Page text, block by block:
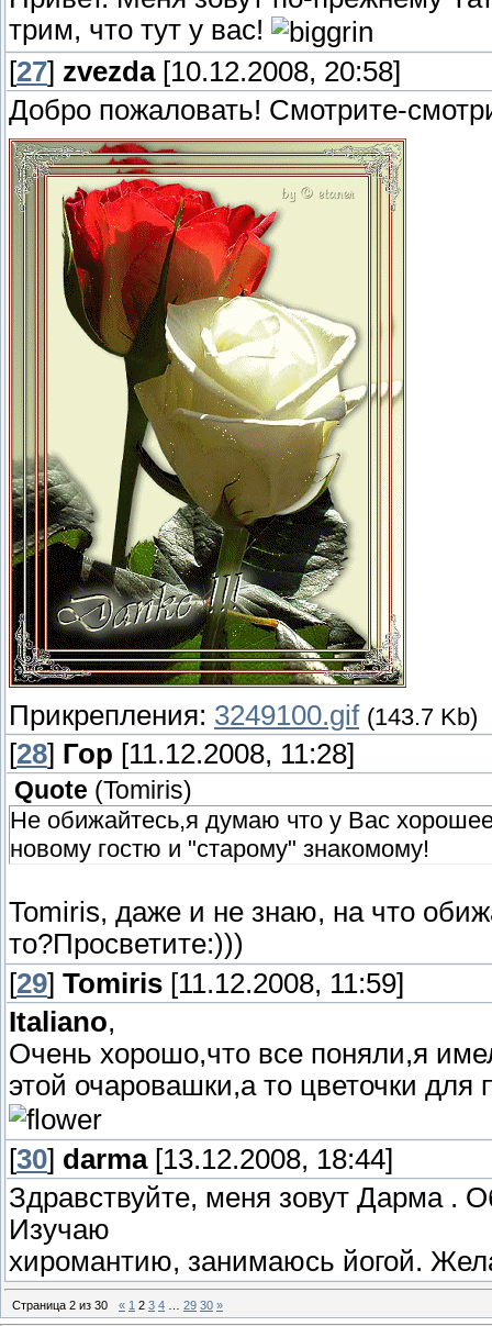
трим, что тут у вас!
[27] zvezda[10.12.2008, 20:58]
Добро пожаловать! Смотрите-
Прикрепления: 3249100.gif (143.7 Kb)
[28] Гор [11.12.2008, 11:28]
Quote (Tomiris)
Не обижайтесь,я думаю что у Вас
новому гостю и "старому" знакомому!
Tomiris, даже и не знаю, на что
то?Просветите:)))
[29] Tomiris [11.12.2008, 11:59]
Italiano,
Очень хорошо,что все поняли,я
этой очаровашки,а то цветочки для
[30] darma[13.12.2008, 18:44]
Здравствуйте, меня зовут Дарма .
Изучаю
хиромантию, занимаюсь йогой.
Страница 2 из 30 « 1 2 3 4 29 30 »